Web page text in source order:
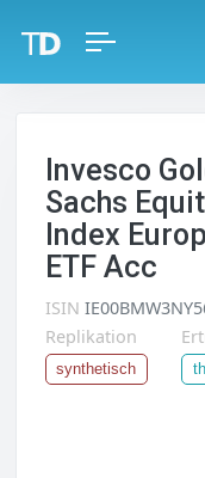
Invesco
Sachs
Index
ETF Acc
ISIN
Replikation
synthetisch